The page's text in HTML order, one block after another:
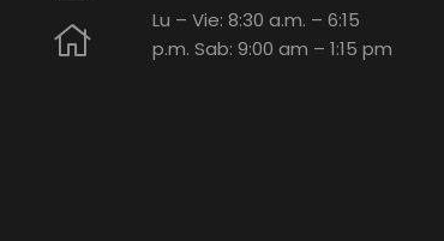
Lu – Vie: 8:30 a.m. – 6:15
p.m. Sab: 9:00 am – 1:15 pm